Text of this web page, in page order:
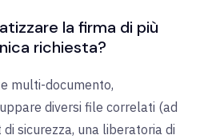
la firma di più
richiesta?
multi-documento,
diversi file correlati (ad
sicurezza, una liberatoria di